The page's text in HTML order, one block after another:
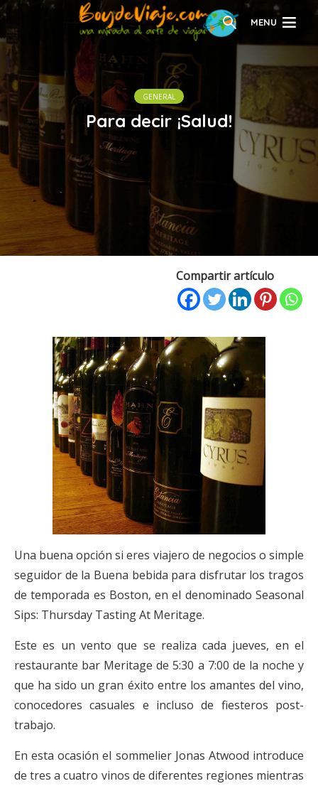
MENU
GENERAL
Para decir ¡Salud!
Compartir artículo
Una buena opción si eres viajero de negocios o simple
seguidor de la Buena bebida para disfrutar los tragos
de temporada es Boston, en el denominado Seasonal
Sips: Thursday Tasting At Meritage.
Este es un vento que se realiza cada jueves, en el
restaurante bar Meritage de 5:30 a 7:00 de la noche y
que ha sido un gran éxito entre los amantes del vino,
conocedores casuales e incluso de fiesteros post-
trabajo.
En esta ocasión el sommelier Jonas Atwood introduce
de tres a cuatro vinos de diferentes regiones mientras